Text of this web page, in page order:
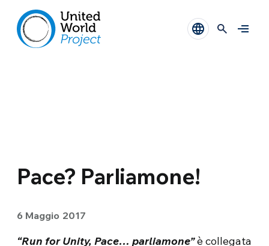
Pace? Parliamone!
6 Maggio 2017
“Run for Unity, Pace… parliamone”è collegata